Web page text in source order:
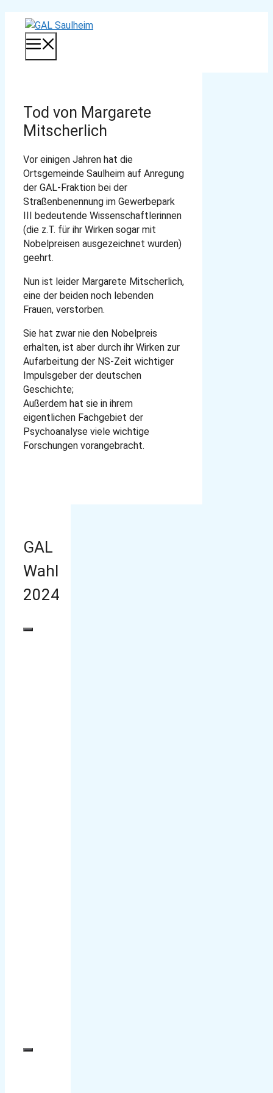
Inhalt
springen
Tod von Margarete
Mitscherlich
Vor einigen Jahren hat die
Ortsgemeinde Saulheim auf Anregung
der GAL-Fraktion bei der
Straßenbenennung im Gewerbepark
III bedeutende Wissenschaftlerinnen
(die z.T. für ihr Wirken sogar mit
Nobelpreisen ausgezeichnet wurden)
geehrt.
Nun ist leider Margarete Mitscherlich,
eine der beiden noch lebenden
Frauen, verstorben.
Sie hat zwar nie den Nobelpreis
erhalten, ist aber durch ihr Wirken zur
Aufarbeitung der NS-Zeit wichtiger
Impulsgeber der deutschen
Geschichte;
Außerdem hat sie in ihrem
eigentlichen Fachgebiet der
Psychoanalyse viele wichtige
Forschungen vorangebracht.
GAL
Wahl
2024